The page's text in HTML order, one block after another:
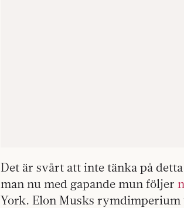
Det är svårt att inte tänka på
man nu med gapande mun följer
York. Elon Musks